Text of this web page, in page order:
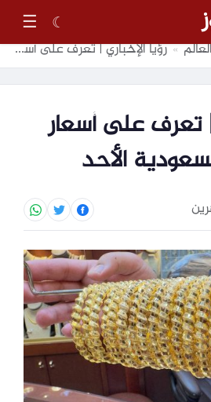
☾
☰
» رؤيا الإخباري | تعرف على أسعار الذهب في السعودية الأحد
| تعرف على أسعار
الأحد